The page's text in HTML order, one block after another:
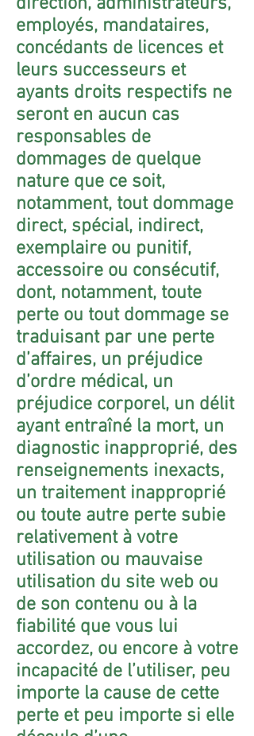
employés, mandataires,
concédants de licences et
leurs successeurs et
ayants droits respectifs ne
seront en aucun cas
responsables de
dommages de quelque
nature que ce soit,
notamment, tout dommage
direct, spécial, indirect,
exemplaire ou punitif,
accessoire ou consécutif,
dont, notamment, toute
perte ou tout dommage se
traduisant par une perte
d’affaires, un préjudice
d’ordre médical, un
préjudice corporel, un délit
ayant entraîné la mort, un
diagnostic inapproprié, des
renseignements inexacts,
un traitement inapproprié
ou toute autre perte subie
relativement à votre
utilisation ou mauvaise
utilisation du site web ou
de son contenu ou à la
fiabilité que vous lui
accordez, ou encore à votre
incapacité de l’utiliser, peu
importe la cause de cette
perte et peu importe si elle